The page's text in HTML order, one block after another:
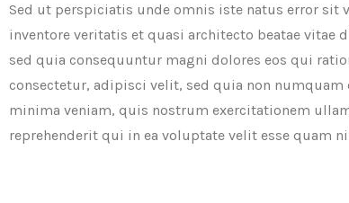
Sed ut perspiciatis unde omnis iste natus error
inventore veritatis et quasi architecto beatae
sed quia consequuntur magni dolores eos qui
consectetur, adipisci velit, sed quia non
minima veniam, quis nostrum exercitationem
reprehenderit qui in ea voluptate velit esse quam